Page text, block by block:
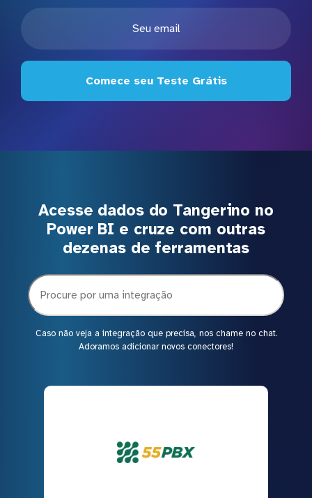
Comece seu Teste Grátis
Acesse dados do Tangerino no
Power BI e cruze com outras
dezenas de ferramentas
Caso não veja a integração que precisa, nos chame no chat.
Adoramos adicionar novos conectores!